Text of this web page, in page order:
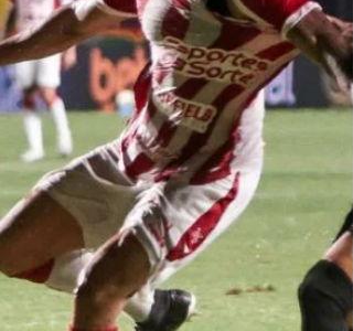
com gols de Vinicius e Igor Fernandes para
Timbu, enquanto Léo Jacó marcou para o
Dragão. Com o resultado, o Alvirrubro
conquistou a prim